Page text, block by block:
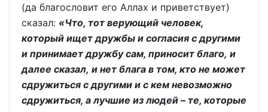
(да благословит его Аллах и приветствует)
сказал: «Что, тот верующий человек,
который ищет дружбы и согласия с другими
и принимает дружбу сам, приносит благо, и
далее сказал, и нет блага в том, кто не может
сдружиться с другими и с кем невозможно
сдружиться, а лучшие из людей – те, которые